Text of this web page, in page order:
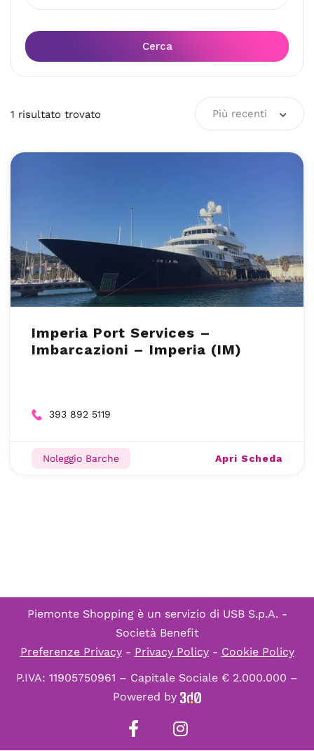
Cerca
1 risultato trovato Più recenti
Imperia Port Services –
Imbarcazioni – Imperia (IM)
393 892 5119
Noleggio Barche Apri Scheda
Piemonte Shopping è un servizio di USB S.p.A. -
Società Benefit
Preferenze Privacy- Privacy Policy- Cookie Policy
P.IVA: 11905750961 – Capitale Sociale € 2.000.000 –
Powered by